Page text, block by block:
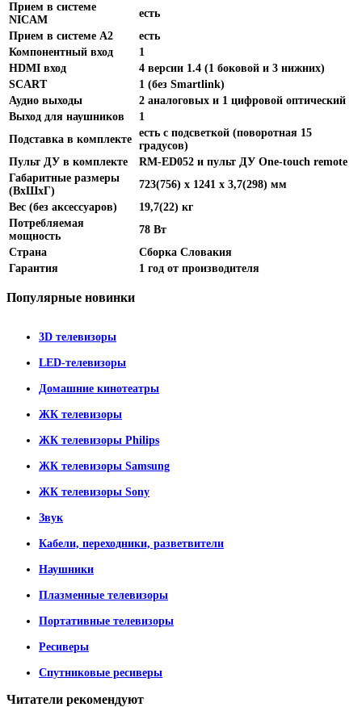
Прием в системе
NICAM
есть
Прием в системе A2
есть
Компонентный вход
1
HDMI вход
4 версии 1.4 (1 боковой и 3 нижних)
SCART
1 (без Smartlink)
Аудио выходы
2 аналоговых и 1 цифровой оптический
Выход для наушников
1
Подставка в комплекте
есть с подсветкой (поворотная 15
градусов)
Пульт ДУ в комплекте
RM-ED052 и пульт ДУ One-touch remote
Габаритные размеры
(ВхШхГ)
723(756) х 1241 х 3,7(298) мм
Вес (без аксессуаров)
19,7(22) кг
Потребляемая
мощность
78 Вт
Страна
Сборка Словакия
Гарантия
1 год от производителя
Популярные новинки
3D телевизоры
LED-телевизоры
Домашние кинотеатры
ЖК телевизоры
ЖК телевизоры Philips
ЖК телевизоры Samsung
ЖК телевизоры Sony
Звук
Кабели, переходники, разветвители
Наушники
Плазменные телевизоры
Портативные телевизоры
Ресиверы
Спутниковые ресиверы
Читатели рекомендуют